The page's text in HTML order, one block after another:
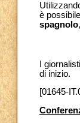
è
spagnolo
I
di inizio.
[01645-